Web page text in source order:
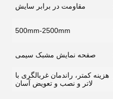
مقاومت در برابر سایش
500mm-2500mm
صفحه نمایش مشبک سیمی
هزینه کمتر، راندمان غربالگری با
لاتر و نصب و تعویض آسان